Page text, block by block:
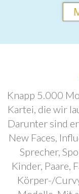
Knapp 5.000
Kartei, die wir
Darunter sind
New Faces,
Sprecher,
Kinder, Paare,
Körper-/